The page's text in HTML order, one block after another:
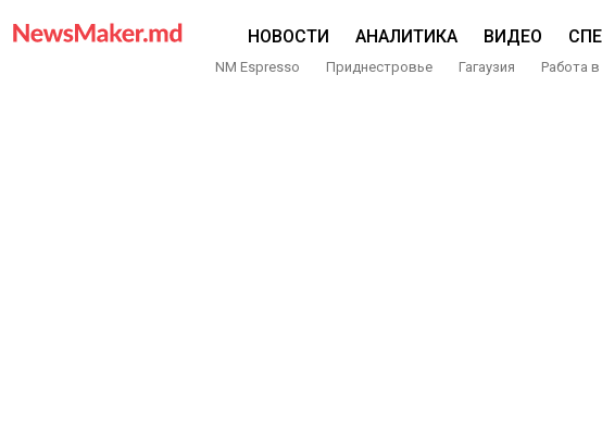
НОВОСТИ АНАЛИТИКА ВИДЕО
NM Espresso Приднестровье Гагаузия Работа